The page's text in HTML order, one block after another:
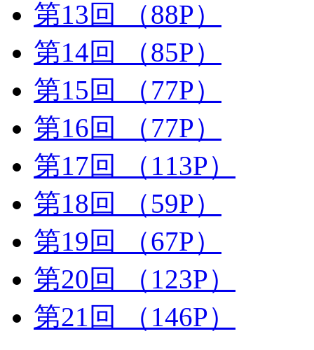
第13回
（88P）
第14回
（85P）
第15回
（77P）
第16回
（77P）
第17回
（113P）
第18回
（59P）
第19回
（67P）
第20回
（123P）
第21回
（146P）